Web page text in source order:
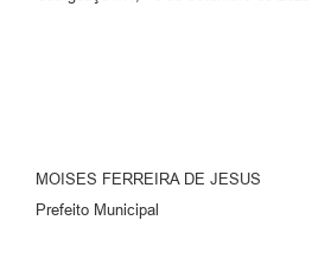
MOISES FERREIRA DE JESUS
Prefeito Municipal